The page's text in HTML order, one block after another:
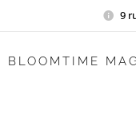
9
BLOOMTIME